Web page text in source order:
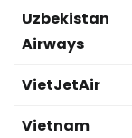
Uzbekistan
Airways
VietJetAir
Vietnam